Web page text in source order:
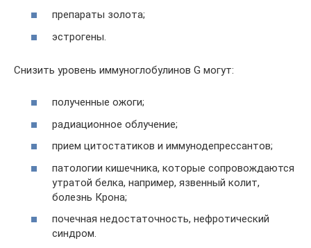
препараты золота;
эстрогены.
Снизить уровень иммуноглобулинов G могут:
полученные ожоги;
радиационное облучение;
прием цитостатиков и иммунодепрессантов;
патологии кишечника, которые сопровождаются
утратой белка, например, язвенный колит,
болезнь Крона;
почечная недостаточность, нефротический
синдром.